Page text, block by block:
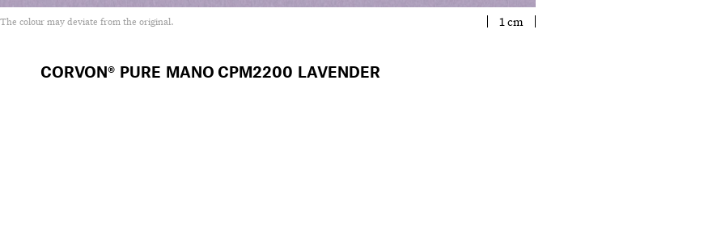
The colour may deviate from the original. 1 cm
CORVON® PURE MANO CPM2200 LAVENDER